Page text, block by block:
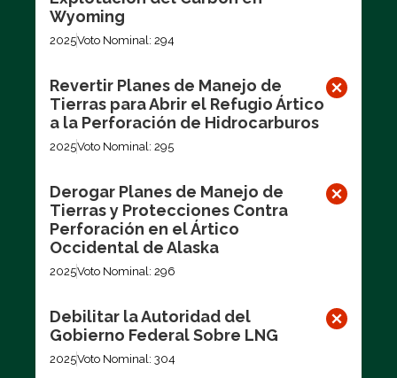
Wyoming
2025Voto Nominal: 294
Revertir Planes de Manejo de
Tierras para Abrir el Refugio Ártico
a la Perforación de Hidrocarburos
2025Voto Nominal: 295
Derogar Planes de Manejo de
Tierras y Protecciones Contra
Perforación en el Ártico
Occidental de Alaska
2025Voto Nominal: 296
Debilitar la Autoridad del
Gobierno Federal Sobre LNG
2025Voto Nominal: 304